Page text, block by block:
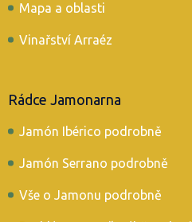
Mapa a oblasti
Vinařství Arraéz
Rádce Jamonarna
Jamón Ibérico podrobně
Jamón Serrano podrobně
Vše o Jamonu podrobně